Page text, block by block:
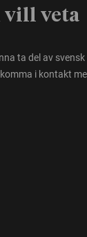
vill veta
ta del av
i kontakt